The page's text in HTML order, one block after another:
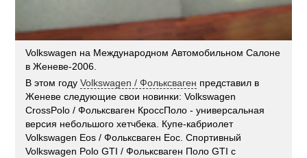
Volkswagen на Международном Автомобильном Салоне
в Женеве-2006.
В этом годуVolkswagen / Фольксваген представил в
Женеве следующие свои новинки: Volkswagen
CrossPolo / Фольксваген КроссПоло - универсальная
версия небольшого хетчбека. Купе-кабриолет
Volkswagen Eos / Фольксваген Еос. Спортивный
Volkswagen Polo GTI / Фольксваген Поло GTI с